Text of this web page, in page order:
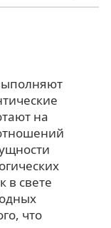
на
в свете
что